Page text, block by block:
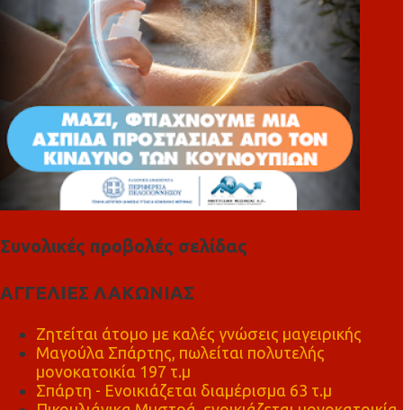
Συνολικές προβολές σελίδας
ΑΓΓΕΛΙΕΣ ΛΑΚΩΝΙΑΣ
Ζητείται άτομο με καλές γνώσεις μαγειρικής
Μαγούλα Σπάρτης, πωλείται πολυτελής
μονοκατοικία 197 τ.μ
Σπάρτη - Ενοικιάζεται διαμέρισμα 63 τ.μ